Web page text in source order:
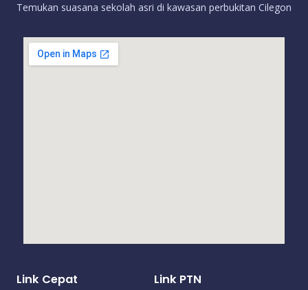
Temukan suasana sekolah asri di kawasan perbukitan Cilegon
Link Cepat Link PTN